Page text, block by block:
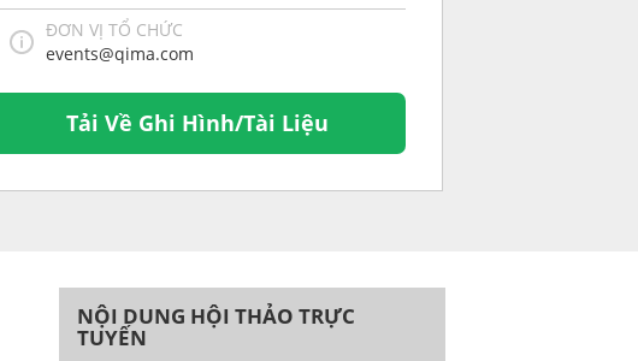
ĐƠN VỊ TỔ CHỨC
events@qima.com
Tải Về Ghi Hình/Tài Liệu
NỘI DUNG HỘI THẢO TRỰC
TUYẾN